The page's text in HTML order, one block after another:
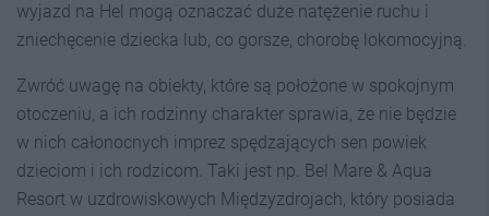
wyjazd na Hel mogą oznaczać duże natężenie ruchu i
zniechęcenie dziecka lub, co gorsze, chorobę lokomocyjną.
Zwróć uwagę na obiekty, które są położone w spokojnym
otoczeniu, a ich rodzinny charakter sprawia, że nie będzie
w nich całonocnych imprez spędzających sen powiek
dzieciom i ich rodzicom. Taki jest np. Bel Mare & Aqua
Resort w uzdrowiskowych Międzyzdrojach, który posiada